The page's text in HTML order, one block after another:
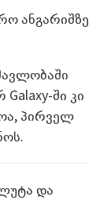
ანგარიშზე
ში კი
პირველ
და